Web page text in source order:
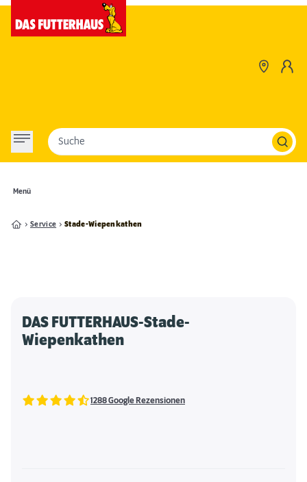
Menü
Suche
Service Stade-Wiepenkathen
DAS FUTTERHAUS-Stade-
Wiepenkathen
1288 Google Rezensionen